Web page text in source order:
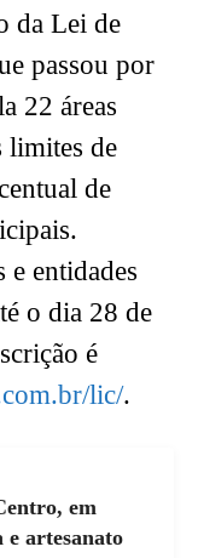
da Lei de
passou por
22 áreas
limites de
de
entidades
o dia 28 de
é
lic/.
em
e artesanato